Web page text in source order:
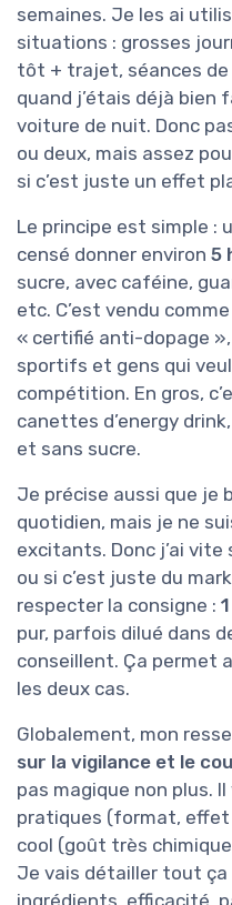
semaines. Je les ai
situations : grosses
tôt + trajet, séances de
quand j’étais déjà
voiture de nuit. Donc
ou deux, mais assez
si c’est juste un effet
Le principe est simple :
censé donner environ 5
sucre, avec caféine,
etc. C’est vendu
« certifié anti-dopage
sportifs et gens qui
compétition. En gros,
canettes d’energy
et sans sucre.
Je précise aussi que je
quotidien, mais je ne
excitants. Donc j’ai
ou si c’est juste du
respecter la consigne :
pur, parfois dilué dans
conseillent. Ça permet
les deux cas.
Globalement, mon
sur la vigilance et le
pas magique non plus.
pratiques (format, effet
cool (goût très
Je vais détailler tout